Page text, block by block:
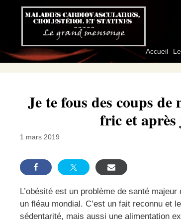
Accueil
Je te fous des coups
fric et
1 mars 2019
L’obésité est un problème de santé
un fléau mondial. C’est un fait reconnu et
sédentarité, mais aussi une alimentation